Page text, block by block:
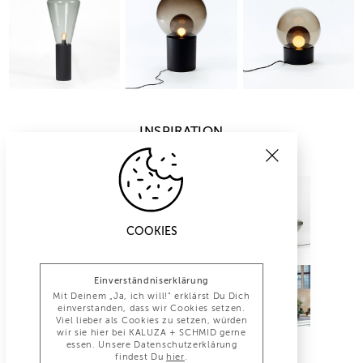
INSPIRATION
COOKIES
Einverständniserklärung
Mit Deinem „Ja, ich will!“ erklärst Du Dich
einverstanden, dass wir Cookies setzen.
Viel lieber als Cookies zu setzen, würden
wir sie hier bei KALUZA + SCHMID gerne
essen. Unsere Datenschutzerklärung
findest Du hier